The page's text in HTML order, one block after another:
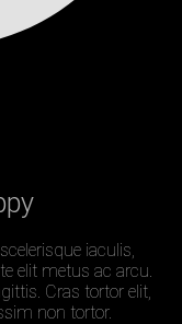
iaculis,
elit metus ac arcu.
Cras tortor elit,
non tortor.